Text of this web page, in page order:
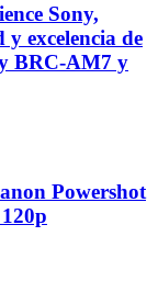
Sony,
excelencia de
BRC-AM7 y
Powershot